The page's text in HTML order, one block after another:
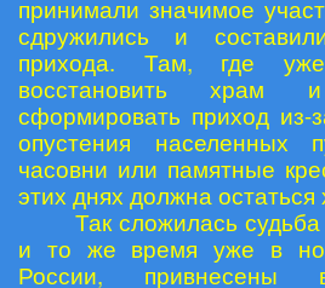
принимали значимое
сдружились и
прихода. Там, где
восстановить храм и
сформировать приход из-
опустения населенных
часовни или памятные
этих днях должна
Так сложилась
и то же время уже в
России,